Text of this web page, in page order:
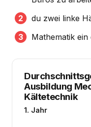
du zwei linke
Mathematik
Ausbildung
Kältetechnik
1. Jahr